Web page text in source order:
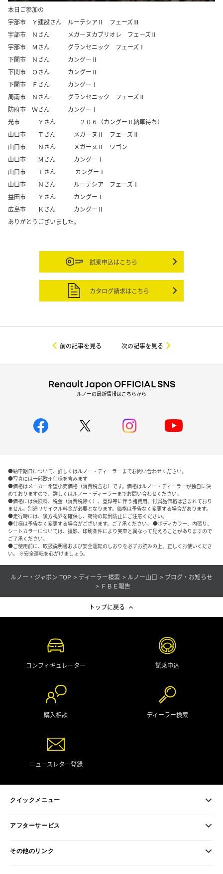
本日ご参加の
宇部市 Ｙ建設さん ルーテシアⅡ フェーズⅢ
宇部市 Ｎさん メガーヌカブリオレ フェーズⅡ
宇部市 Ｍさん グランセニック フェーズⅠ
下関市 Ｎさん カングーⅡ
下関市 Ｏさん カングーⅡ
下関市 Ｆさん カングーⅠ
周南市 Ｎさん グランセニック フェーズⅡ
防府市 Ｗさん カングーⅠ
光市 Ｙさん ２０６（カングーⅡ納車待ち）
山口市 Ｔさん メガーヌⅡ フェーズⅡ
山口市 Ｎさん メガーヌⅡ ワゴン
山口市 Ｍさん カングーⅠ
山口市 Ｔさん カングーⅠ
山口市 Ｎさん ルーテシア フェーズⅠ
益田市 Ｙさん カングーⅠ
広島市 Ｋさん カングーⅡ
ありがとうございました。
試乗申込はこちら
カタログ請求はこちら
前の記事を見る 次の記事を見る
Renault Japon OFFICIAL SNS
ルノーの最新情報はこちらから
●納車期日について、詳しくはルノー・ディーラーまでお問い合わせください。
●写真には一部欧州仕様を含みます
●価格はメーカー希望小売価格（消費税含む）です。価格はルノー・ディーラーが独自に決
めておりますので、詳しくはルノー・ディーラーまでお問い合わせください。
●価格には保険料、税金（消費税除く）、登録等に伴う諸費用、付属品価格は含まれており
ません。別途リサイクル料金が必要となります。価格は予告なく変更する場合があります。
●走行時には、後方視界を確保し、荷物の転倒防止にご注意ください。
●仕様は予告なく変更する場合がございます。ご了承ください。 ●ボディカラー、内張り、
シートカラーについては、撮影、印刷条件により実車と異なって見えることがありますので
ご了承ください。
●ご使用前に、取扱説明書および安全運転のしおりを必ずお読みの上、正しくお使いくださ
い。 ※安全運転を心がけましょう。
ルノー・ジャポン TOP ディーラー検索 ルノー山口
ブログ・お知らせ
ＦＢＥ報告
トップに戻る
コンフィギュレーター 試乗申込
購入相談 ディーラー検索
ニュースレター登録
クイックメニュー
アフターサービス
その他のリンク